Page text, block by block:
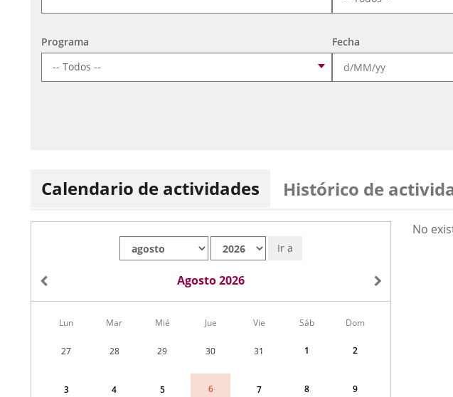
Programa
Fecha
Calendario de actividades Histórico de
Ir a
Agosto 2026
Calendario
correspondiente
Lun Mar Mié Jue Vie Sáb Dom
27 28 29 30 31 1 2
3 4 5 6 7 8 9
No